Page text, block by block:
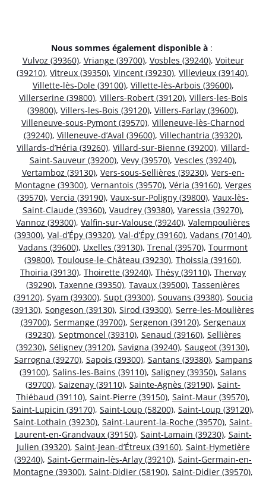
Nous sommes également disponible à :
Vulvoz (39360), Vriange (39700), Vosbles (39240), Voiteur
(39210), Vitreux (39350), Vincent (39230), Villevieux (39140),
Villette-lès-Dole (39100), Villette-lès-Arbois (39600),
Villerserine (39800), Villers-Robert (39120), Villers-les-Bois
(39800), Villers-les-Bois (39120), Villers-Farlay (39600),
Villeneuve-sous-Pymont (39570), Villeneuve-lès-Charnod
(39240), Villeneuve-d’Aval (39600), Villechantria (39320),
Villards-d’Héria (39260), Villard-sur-Bienne (39200), Villard-
Saint-Sauveur (39200), Vevy (39570), Vescles (39240),
Vertamboz (39130), Vers-sous-Sellières (39230), Vers-en-
Montagne (39300), Vernantois (39570), Véria (39160), Verges
(39570), Vercia (39190), Vaux-sur-Poligny (39800), Vaux-lès-
Saint-Claude (39360), Vaudrey (39380), Varessia (39270),
Vannoz (39300), Valfin-sur-Valouse (39240), Valempoulières
(39300), Val-d’Épy (39320), Val-d’Épy (39160), Vadans (70140),
Vadans (39600), Uxelles (39130), Trenal (39570), Tourmont
(39800), Toulouse-le-Château (39230), Thoissia (39160),
Thoiria (39130), Thoirette (39240), Thésy (39110), Thervay
(39290), Taxenne (39350), Tavaux (39500), Tassenières
(39120), Syam (39300), Supt (39300), Souvans (39380), Soucia
(39130), Songeson (39130), Sirod (39300), Serre-les-Moulières
(39700), Sermange (39700), Sergenon (39120), Sergenaux
(39230), Septmoncel (39310), Senaud (39160), Sellières
(39230), Séligney (39120), Savigna (39240), Saugeot (39130),
Sarrogna (39270), Sapois (39300), Santans (39380), Sampans
(39100), Salins-les-Bains (39110), Saligney (39350), Salans
(39700), Saizenay (39110), Sainte-Agnès (39190), Saint-
Thiébaud (39110), Saint-Pierre (39150), Saint-Maur (39570),
Saint-Lupicin (39170), Saint-Loup (58200), Saint-Loup (39120),
Saint-Lothain (39230), Saint-Laurent-la-Roche (39570), Saint-
Laurent-en-Grandvaux (39150), Saint-Lamain (39230), Saint-
Julien (39320), Saint-Jean-d’Étreux (39160), Saint-Hymetière
(39240), Saint-Germain-lès-Arlay (39210), Saint-Germain-en-
Montagne (39300), Saint-Didier (58190), Saint-Didier (39570),